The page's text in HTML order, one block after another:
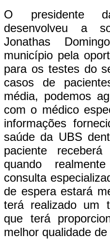
O presidente
desenvolveu a
Jonathas
município pela
para os testes do
casos de
média, podemos
com o médico
informações
saúde da UBS
paciente
quando
consulta
de espera estará
terá realizado um
que terá
melhor qualidade de